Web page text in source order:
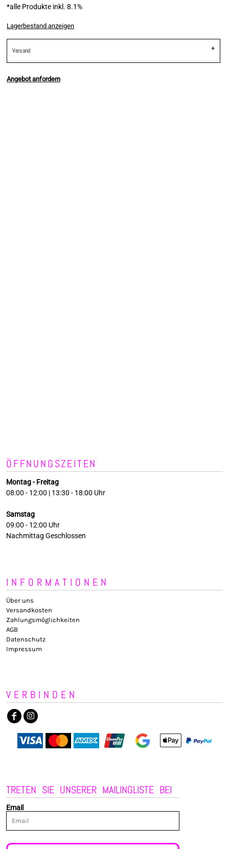
*alle Produkte inkl. 8.1%
Lagerbestand anzeigen
Versand
Angebot anfordern
ÖFFNUNGSZEITEN
Montag - Freitag
08:00 - 12:00 | 13:30 - 18:00 Uhr
Samstag
09:00 - 12:00 Uhr
Nachmittag Geschlossen
INFORMATIONEN
Über uns
Versandkosten
Zahlungsmöglichkeiten
AGB
Datenschutz
Impressum
VERBINDEN
TRETEN SIE UNSERER MAILINGLISTE BEI
Email